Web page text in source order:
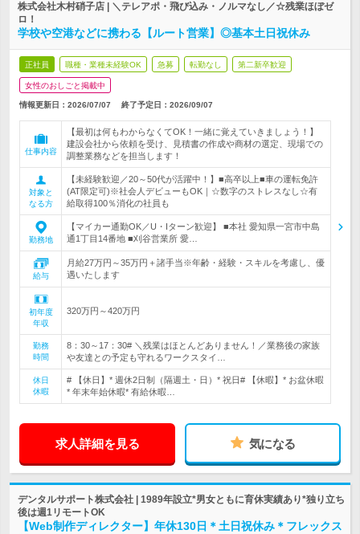
株式会社木村硝子店 | ＼テレアポ・飛び込み・ノルマなし／☆残業ほぼゼ
ロ！
学校や空港などに携わる【ルート営業】◎基本土日祝休み
正社員 職種・業種未経験OK 急募 転勤なし 第二新卒歓迎
女性のおしごと掲載中
情報更新日：2026/07/07 終了予定日： 2026/09/07
仕事内容
【最初は何もわからなくてOK！一緒に覚えていきましょう！】
建設会社から依頼を受け、見積書の作成や商材の選定、現場での
調整業務などを担当します！
対象と
なる方
【未経験歓迎／20～50代が活躍中！】■高卒以上■車の運転免許
(AT限定可)※社会人デビューもOK｜☆数字のストレスなし☆有
給取得100％消化の社員も
勤務地
【マイカー通勤OK／U・Iターン歓迎】 ■本社 愛知県一宮市中島
通1丁目14番地 ■刈谷営業所 愛…
給与
月給27万円～35万円＋諸手当※年齢・経験・スキルを考慮し、優
遇いたします
初年度
年収
320万円～420万円
勤務
時間
8：30～17：30# ＼残業はほとんどありません！／業務後の家族
や友達との予定も守れるワークスタイ…
休日
休暇
# 【休日】* 週休2日制（隔週土・日）* 祝日# 【休暇】* お盆休暇
* 年末年始休暇* 有給休暇…
求人詳細を見る 気になる
デンタルサポート株式会社 | 1989年設立*男女ともに育休実績あり*独り立ち
後は週1リモートOK
【Web制作ディレクター】年休130日＊土日祝休み＊フレックス